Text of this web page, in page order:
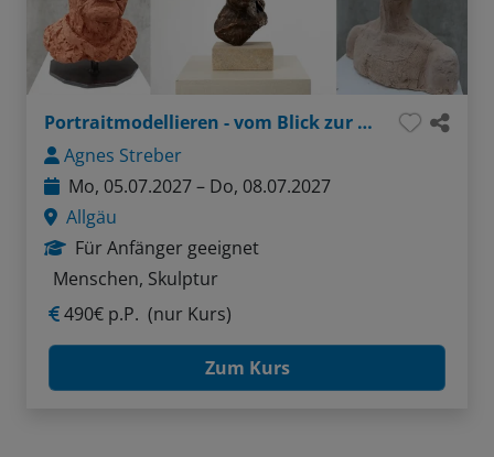
Portraitmodellieren - vom Blick zur Form
Agnes Streber
Mo, 05.07.2027 – Do, 08.07.2027
Allgäu
Für Anfänger geeignet
Menschen, Skulptur
490€ p.P. (nur Kurs)
Zum Kurs